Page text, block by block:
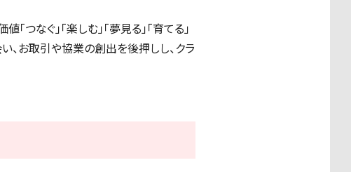
なぐ」「楽しむ」「夢見る」「育てる」
、お取引や協業の創出を後押しし、クラ